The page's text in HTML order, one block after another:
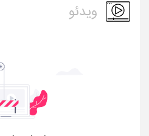
ویدئو